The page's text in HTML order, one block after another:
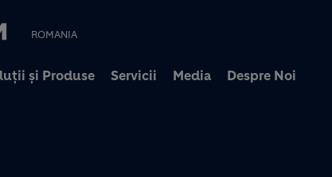
ROMANIA
și Produse Servicii Media Despre Noi